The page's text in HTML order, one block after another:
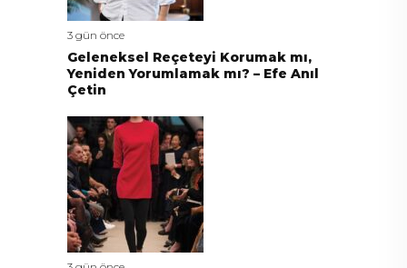
3 gün önce
Geleneksel Reçeteyi Korumak mı,
Yeniden Yorumlamak mı? – Efe Anıl
Çetin